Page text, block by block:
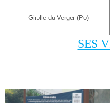
Girolle du Verger (Po)
SES